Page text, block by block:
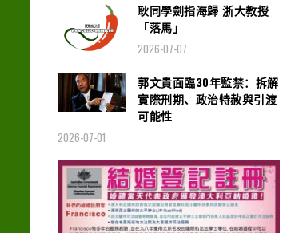
耿同學劍指海歸 浙大教授
「落馬」
2026-07-07
郭文貴面臨30年監禁：拆解
實際刑期、政治特赦與引渡
可能性
2026-07-01